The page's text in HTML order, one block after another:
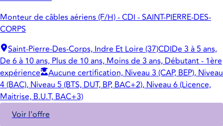
Monteur de câbles aériens (F/H) - CDI - SAINT-PIERRE-DES-
CORPS
Saint-Pierre-Des-Corps, Indre Et Loire (37)CDIDe 3 à 5 ans,
De 6 à 10 ans, Plus de 10 ans, Moins de 3 ans, Débutant - 1ère
expérience
Aucune certification, Niveau 3 (CAP, BEP), Niveau
4 (BAC), Niveau 5 (BTS, DUT, BP, BAC+2), Niveau 6 (Licence,
Maitrise, B.U.T, BAC+3)
Voir l'offre